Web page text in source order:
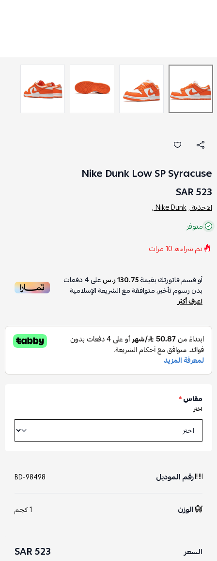
Nike Dunk Low SP Syracuse
523 SAR
الاحذية ,Nike Dunk ,
متوفر
تم شراءه10مرات
أو قسم فاتورتك بقيمة130.75 ر.س على4دفعات
بدون رسوم تأخير، متوافقة مع الشريعة الإسلامية
اعرف أكثر
مقاس*
اختر
رقم الموديل BD-98498
الوزن 1 كجم
السعر 523 SAR